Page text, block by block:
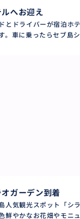
界最安値シティツ
の入場料も含めて
へお迎え
とドライバーが宿泊ホ
。車に乗ったらセブ島
オガーデン到着
人気観光スポット「シ
鮮やかなお花畑やモニ